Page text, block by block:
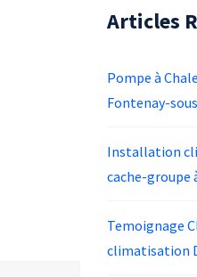
Articles
Pompe à
Fontenay-
Installation
cache-groupe
Temoignage
climatisation